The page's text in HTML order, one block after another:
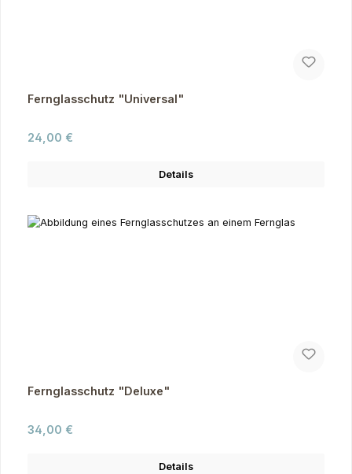
Fernglasschutz "Universal"
Regulärer Preis:
24,00 €
Details
Fernglasschutz "Deluxe"
Regulärer Preis:
34,00 €
Details